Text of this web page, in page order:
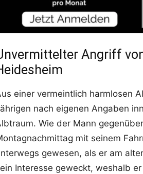
Angriff
einer vermeintlich harmlosen
nach eigenen Angaben
Wie der Mann
mit seinem
gewesen, als er am
Interesse geweckt, weshalb